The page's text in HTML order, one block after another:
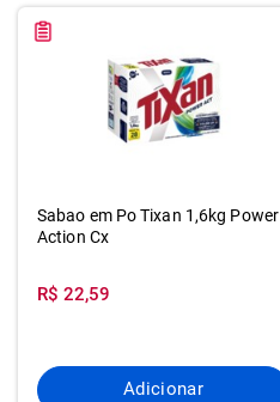
Sabao em Po Tixan 1,6kg Power
Action Cx
R$ 22,59
Adicionar